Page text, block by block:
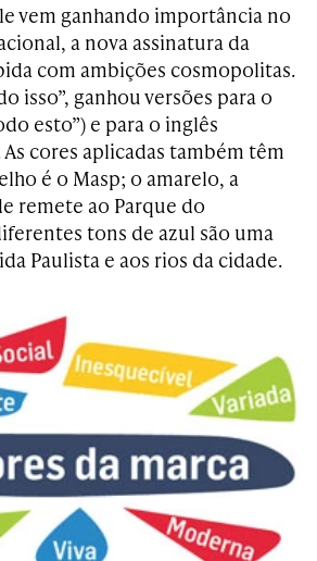
vem ganhando importância no
a nova assinatura da
com ambições cosmopolitas.
isso”, ganhou versões para o
esto”) e para o inglês
cores aplicadas também têm
é o Masp; o amarelo, a
remete ao Parque do
tons de azul são uma
Paulista e aos rios da cidade.